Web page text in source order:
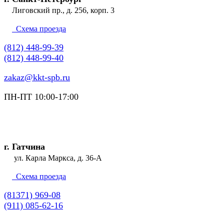
Лиговский пр., д. 256, корп. 3
Схема проезда
(812) 448-99-39
(812) 448-99-40
zakaz@kkt-spb.ru
ПН-ПТ 10:00-17:00
г. Гатчина
ул. Карла Маркса, д. 36-А
Схема проезда
(81371) 969-08
(911) 085-62-16